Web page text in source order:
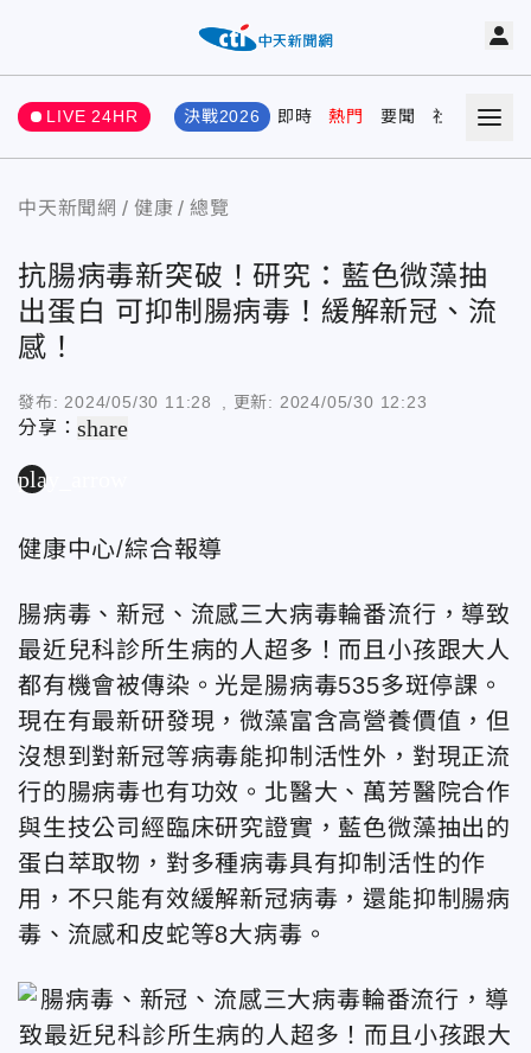
LIVE 24HR 決戰2026 即時 熱門 要聞 社會 娛樂
中天新聞網 健康 總覽
抗腸病毒新突破！研究：藍色微藻抽
出蛋白 可抑制腸病毒！緩解新冠、流
感！
發布: 2024/05/30 11:28 , 更新: 2024/05/30 12:23
分享：share
play_arrow
健康中心/綜合報導
腸病毒、新冠、流感三大病毒輪番流行，導致
最近兒科診所生病的人超多！而且小孩跟大人
都有機會被傳染。光是腸病毒535多斑停課。
現在有最新研發現，微藻富含高營養價值，但
沒想到對新冠等病毒能抑制活性外，對現正流
行的腸病毒也有功效。北醫大、萬芳醫院合作
與生技公司經臨床研究證實，藍色微藻抽出的
蛋白萃取物，對多種病毒具有抑制活性的作
用，不只能有效緩解新冠病毒，還能抑制腸病
毒、流感和皮蛇等8大病毒。